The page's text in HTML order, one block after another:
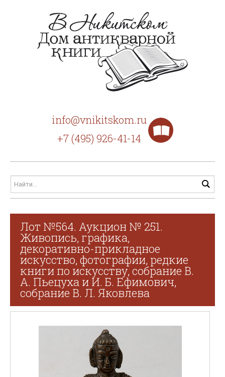
info@vnikitskom.ru
+7 (495) 926-41-14
Лот №564. Аукцион № 251.
Живопись, графика,
декоративно-прикладное
искусство, фотографии, редкие
книги по искусству, собрание В.
А. Пьецуха и И. Б. Ефимович,
собрание В. Л. Яковлева